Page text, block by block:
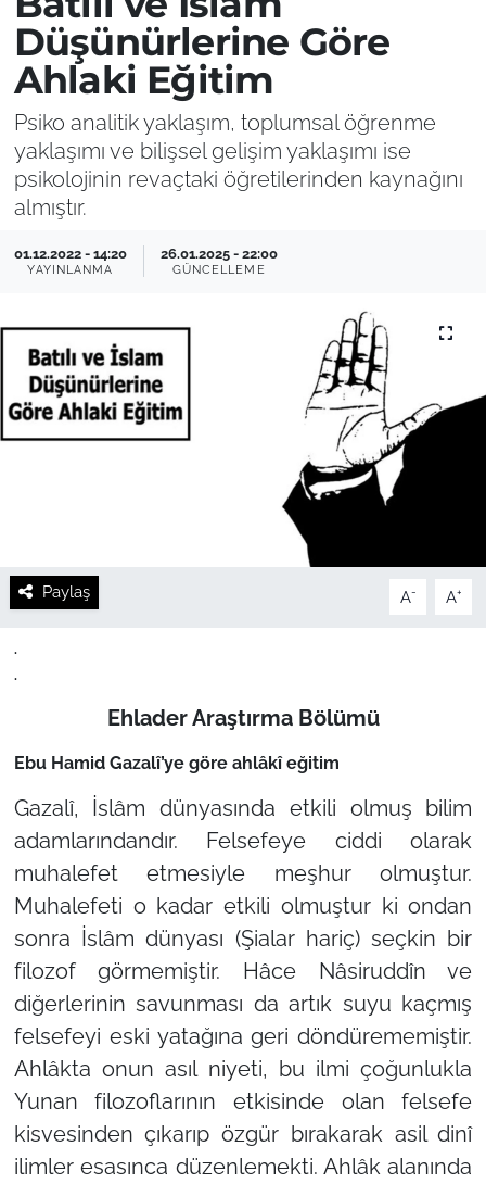
Düşünürlerine Göre
Ahlaki Eğitim
Psiko analitik yaklaşım, toplumsal öğrenme
yaklaşımı ve bilişsel gelişim yaklaşımı ise
psikolojinin revaçtaki öğretilerinden kaynağını
almıştır.
01.12.2022 - 14:20
YAYINLANMA
26.01.2025 - 22:00
GÜNCELLEME
Paylaş A- A+
.
.
Ehlader Araştırma Bölümü
Ebu Hamid Gazalî’ye göre ahlâkî eğitim
Gazalî, İslâm dünyasında etkili olmuş bilim
adamlarındandır. Felsefeye ciddi olarak
muhalefet etmesiyle meşhur olmuştur.
Muhalefeti o kadar etkili olmuştur ki ondan
sonra İslâm dünyası (Şialar hariç) seçkin bir
filozof görmemiştir. Hâce Nâsiruddîn ve
diğerlerinin savunması da artık suyu kaçmış
felsefeyi eski yatağına geri döndürememiştir.
Ahlâkta onun asıl niyeti, bu ilmi çoğunlukla
Yunan filozoflarının etkisinde olan felsefe
kisvesinden çıkarıp özgür bırakarak asil dinî
ilimler esasınca düzenlemekti. Ahlâk alanında